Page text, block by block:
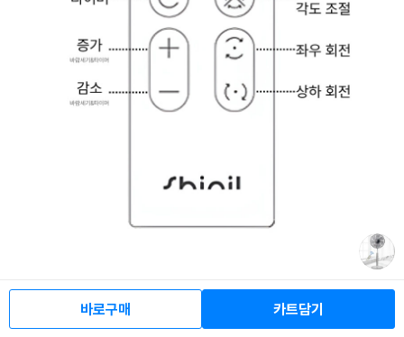
바로구매 카트담기